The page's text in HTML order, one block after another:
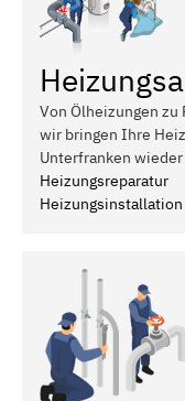
Von Ölheizungen
wir bringen Ihre
Unterfranken
Heizungsreparatur
Heizungsinstallation